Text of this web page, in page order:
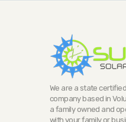
We are a state
company based in
a family owned and
with your family or